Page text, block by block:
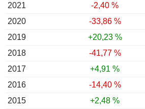
2021
-2,40 %
2020
-33,86 %
2019
+20,23 %
2018
-41,77 %
2017
+4,91 %
2016
-14,40 %
2015
+2,48 %